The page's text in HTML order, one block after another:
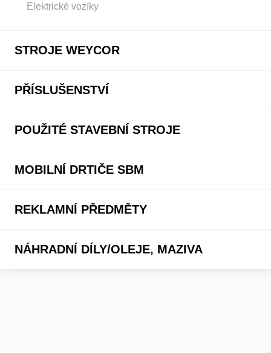
Elektrické vozíky
STROJE WEYCOR
PŘÍSLUŠENSTVÍ
POUŽITÉ STAVEBNÍ STROJE
MOBILNÍ DRTIČE SBM
REKLAMNÍ PŘEDMĚTY
NÁHRADNÍ DÍLY/OLEJE, MAZIVA